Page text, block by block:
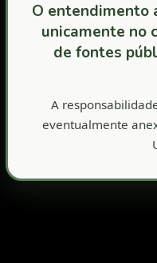
O entendimento
unicamente no
de fontes
A
eventualmente